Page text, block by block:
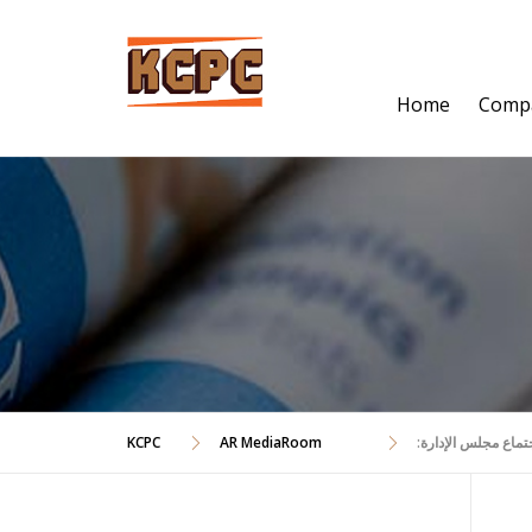
Home
KCPC AR MediaRoom مجلس الإدارة